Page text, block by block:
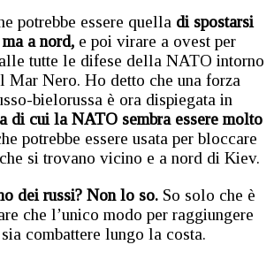
potrebbe essere quella di spostarsi
a nord, e poi virare a ovest per
tutte le difese della NATO intorno
Mar Nero. Ho detto che una forza
bielorussa è ora dispiegata in
di cui la NATO sembra essere molto
potrebbe essere usata per bloccare
si trovano vicino e a nord di Kiev.
dei russi? Non lo so.So solo che è
che l’unico modo per raggiungere
combattere lungo la costa.